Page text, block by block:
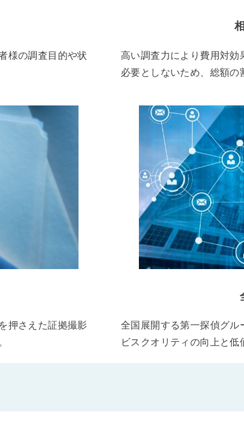
様の調査目的や状
高い調査力により費用対
必要としないため、総額
押さえた証拠撮影
全国展開する第一探偵グ
ビスクオリティの向上と